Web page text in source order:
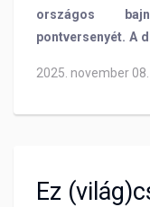
országos
pontversenyét. A
2025. november 08.
Ez